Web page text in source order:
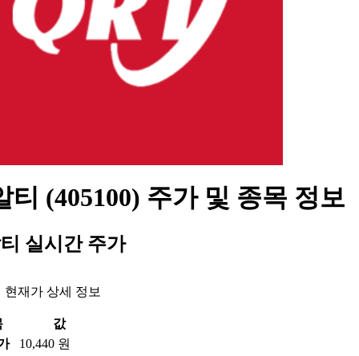
티 (405100) 주가 및 종목 정보
실시간 주가
현재가 상세 정보
값
10,440 원